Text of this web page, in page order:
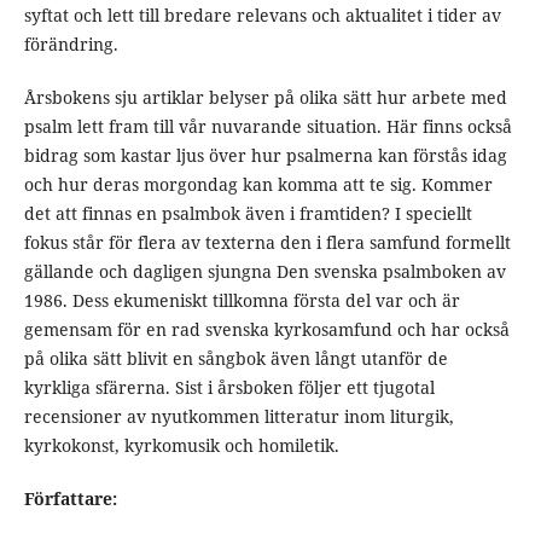
syftat och lett till bredare relevans och aktualitet i tider av
förändring.
Årsbokens sju artiklar belyser på olika sätt hur arbete med
psalm lett fram till vår nuvarande situation. Här finns också
bidrag som kastar ljus över hur psalmerna kan förstås idag
och hur deras morgondag kan komma att te sig. Kommer
det att finnas en psalmbok även i framtiden? I speciellt
fokus står för flera av texterna den i flera samfund formellt
gällande och dagligen sjungna Den svenska psalmboken av
1986. Dess ekumeniskt tillkomna första del var och är
gemensam för en rad svenska kyrkosamfund och har också
på olika sätt blivit en sångbok även långt utanför de
kyrkliga sfärerna. Sist i årsboken följer ett tjugotal
recensioner av nyutkommen litteratur inom liturgik,
kyrkokonst, kyrkomusik och homiletik.
Författare: